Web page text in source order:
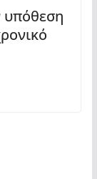
υπόθεση